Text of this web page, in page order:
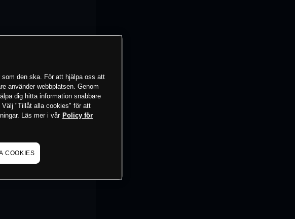
den ska. För att hjälpa oss att
använder webbplatsen. Genom
dig hitta information snabbare
Välj "Tillåt alla cookies" för att
Läs mer i vår Policy för
COOKIES